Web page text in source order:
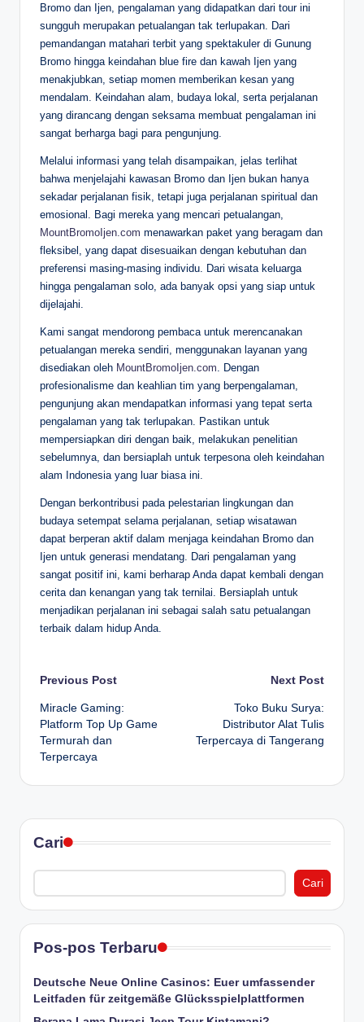
Bromo dan Ijen, pengalaman yang didapatkan dari tour ini
sungguh merupakan petualangan tak terlupakan. Dari
pemandangan matahari terbit yang spektakuler di Gunung
Bromo hingga keindahan blue fire dan kawah Ijen yang
menakjubkan, setiap momen memberikan kesan yang
mendalam. Keindahan alam, budaya lokal, serta perjalanan
yang dirancang dengan seksama membuat pengalaman ini
sangat berharga bagi para pengunjung.
Melalui informasi yang telah disampaikan, jelas terlihat
bahwa menjelajahi kawasan Bromo dan Ijen bukan hanya
sekadar perjalanan fisik, tetapi juga perjalanan spiritual dan
emosional. Bagi mereka yang mencari petualangan,
MountBromoIjen.com menawarkan paket yang beragam dan
fleksibel, yang dapat disesuaikan dengan kebutuhan dan
preferensi masing-masing individu. Dari wisata keluarga
hingga pengalaman solo, ada banyak opsi yang siap untuk
dijelajahi.
Kami sangat mendorong pembaca untuk merencanakan
petualangan mereka sendiri, menggunakan layanan yang
disediakan oleh MountBromoIjen.com . Dengan
profesionalisme dan keahlian tim yang berpengalaman,
pengunjung akan mendapatkan informasi yang tepat serta
pengalaman yang tak terlupakan. Pastikan untuk
mempersiapkan diri dengan baik, melakukan penelitian
sebelumnya, dan bersiaplah untuk terpesona oleh keindahan
alam Indonesia yang luar biasa ini.
Dengan berkontribusi pada pelestarian lingkungan dan
budaya setempat selama perjalanan, setiap wisatawan
dapat berperan aktif dalam menjaga keindahan Bromo dan
Ijen untuk generasi mendatang. Dari pengalaman yang
sangat positif ini, kami berharap Anda dapat kembali dengan
cerita dan kenangan yang tak ternilai. Bersiaplah untuk
menjadikan perjalanan ini sebagai salah satu petualangan
terbaik dalam hidup Anda.
Post
navigation
Previous Post
Miracle Gaming:
Platform Top Up Game
Termurah dan
Terpercaya
Next Post
Toko Buku Surya:
Distributor Alat Tulis
Terpercaya di Tangerang
Cari
Cari
Pos-pos Terbaru
Deutsche Neue Online Casinos: Euer umfassender
Leitfaden für zeitgemäße Glücksspielplattformen